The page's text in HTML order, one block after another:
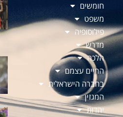
חומשים
משפט
פילוסופיה
מדרש
הלכה
החיים עצמם
בחברה הישראלית
המגזין
יהדות